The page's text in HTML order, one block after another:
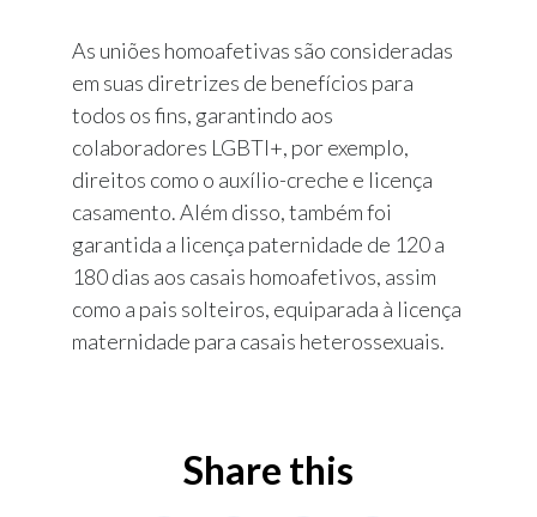
As uniões homoafetivas são consideradas
em suas diretrizes de benefícios para
todos os fins, garantindo aos
colaboradores LGBTI+, por exemplo,
direitos como o auxílio-creche e licença
casamento. Além disso, também foi
garantida a licença paternidade de 120 a
180 dias aos casais homoafetivos, assim
como a pais solteiros, equiparada à licença
maternidade para casais heterossexuais.
Share this